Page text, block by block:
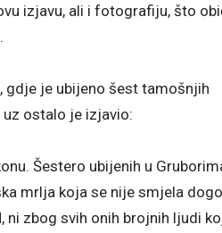
izjavu, ali i fotografiju, što
gdje je ubijeno šest tamošnjih
uz ostalo je izjavio:
Šestero ubijenih u
mrlja koja se nije smjela
ni zbog svih onih brojnih ljudi